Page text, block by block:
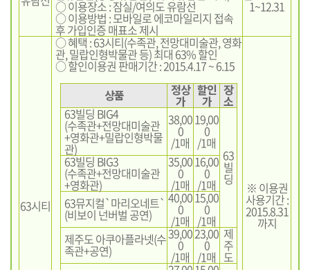
○ 이용장소 : 잠실/여의도 유람선
○ 이용방법 : 모바일로 에코마일리지 접속
후 가입인증 매표소 제시
1~12.31
63시티
○ 혜택 : 63시티(수족관, 전망대미술관, 영화
관, 밀랍인형박물관 등) 최대 63% 할인
○ 할인이용권 판매기간 : 2015.4.17 ~ 6.15
상품
정상
가
할인
가
장
소
63빌딩 BIG4
(수족관+전망대미술관
+영화관+밀랍인형박물
관)
38,00
0
/1매
19,00
0
/1매
63
빌
딩
63빌딩 BIG3
(수족관+전망대미술관
+영화관)
35,00
0
/1매
16,00
0
/1매
63뮤지컬`마리오네트`
(비보이 넌버벌 공연)
40,00
0
/1매
15,00
0
/1매
제주도 아쿠아플라넷(수
족관+공연)
39,00
0
/1매
23,00
0
/1매
제
주
도
※ 이용권
사용기간 :
2015.8.31
까지